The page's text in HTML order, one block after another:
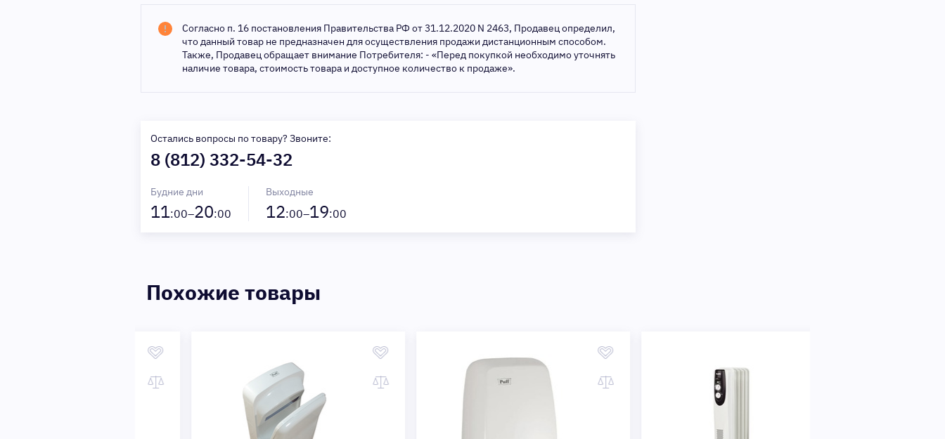
Согласно п. 16 постановления Правительства РФ от 31.12.2020 N 2463, Продавец определил,
что данный товар не предназначен для осуществления продажи дистанционным способом.
Также, Продавец обращает внимание Потребителя: - «Перед покупкой необходимо уточнять
наличие товара, стоимость товара и доступное количество к продаже».
Остались вопросы по товару? Звоните:
8 (812) 332-54-32
Будние дни
11:00–20:00
Выходные
12:00–19:00
Похожие товары